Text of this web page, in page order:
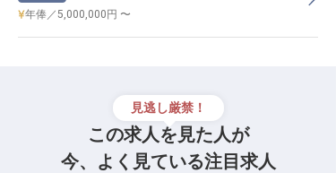
年俸／5,000,000円 〜
見逃し厳禁！
この求人を見た人が
今、よく見ている注目求人